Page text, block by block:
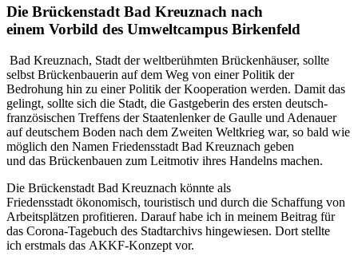
Die Brückenstadt Bad Kreuznach nach
einem Vorbild des Umweltcampus Birkenfeld
Bad Kreuznach, Stadt der weltberühmten Brückenhäuser, sollte
selbst Brückenbauerin auf dem Weg von einer Politik der
Bedrohung hin zu einer Politik der Kooperation werden. Damit das
gelingt, sollte sich die Stadt, die Gastgeberin des ersten deutsch-
französischen Treffens der Staatenlenker de Gaulle und Adenauer
auf deutschem Boden nach dem Zweiten Weltkrieg war, so bald wie
möglich den Namen Friedensstadt Bad Kreuznach geben
und das Brückenbauen zum Leitmotiv ihres Handelns machen.
Die Brückenstadt Bad Kreuznach könnte als
Friedensstadt ökonomisch, touristisch und durch die Schaffung von
Arbeitsplätzen profitieren. Darauf habe ich in meinem Beitrag für
das Corona-Tagebuch des Stadtarchivs hingewiesen. Dort stellte
ich erstmals das AKKF-Konzept vor.